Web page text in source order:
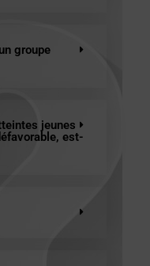
groupe
jeunes
est-